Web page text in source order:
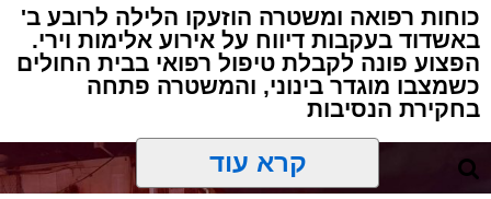
כוחות רפואה ומשטרה הוזעקו הלילה לרובע ב'
באשדוד בעקבות דיווח על אירוע אלימות וירי.
הפצוע פונה לקבלת טיפול רפואי בבית החולים
כשמצבו מוגדר בינוני, והמשטרה פתחה
בחקירת הנסיבות
קרא עוד